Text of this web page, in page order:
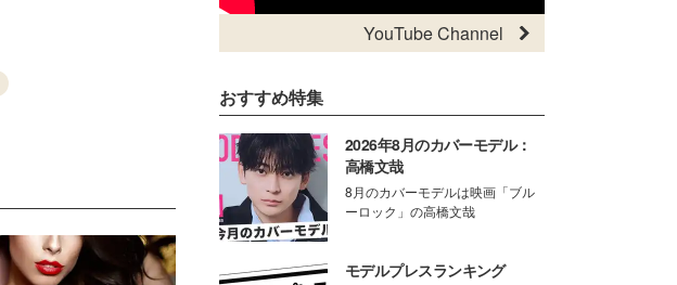
YouTube Channel
おすすめ特集
2026年8月のカバーモデル：
高橋文哉
8月のカバーモデルは映画「ブル
ーロック」の高橋文哉
モデルプレスランキング